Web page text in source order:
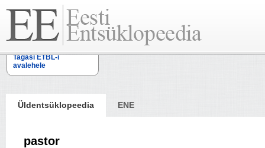
Tagasi ETBL-i
avalehele
Üldentsüklopeedia ENE
pastor